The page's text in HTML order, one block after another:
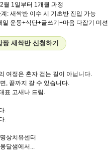
월 1일부터 1개월 과정
: 새싹반 이수 시 기초반 진입 가능
운동+식단+글쓰기+마음 다잡기 미션
짱 새싹반 신청하기
여정은 혼자 걷는 길이 아닙니다.
, 끝까지 갈 수 있습니다.
표 고새나 드림.
.
.
상치유센터
달샘에서...